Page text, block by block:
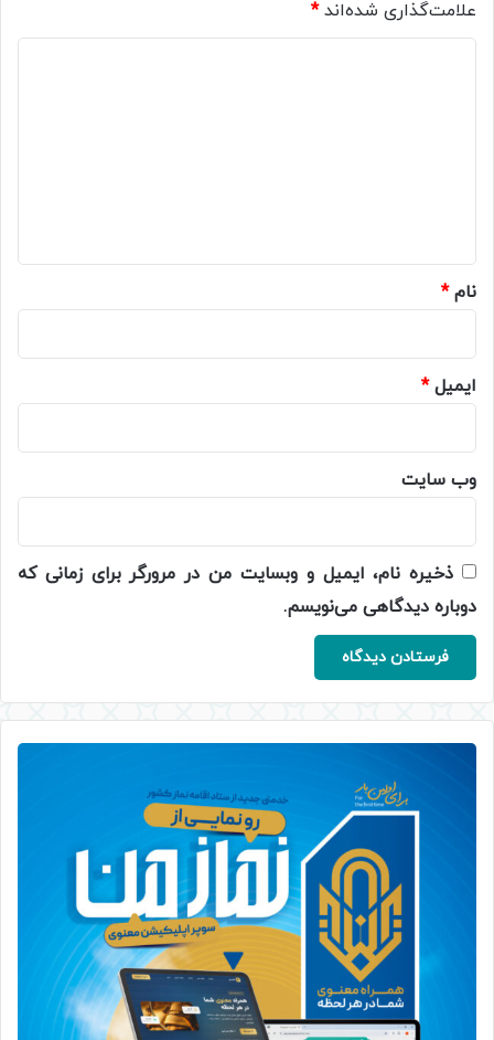
علامت‌گذاری شده‌اند*
نام*
ایمیل*
وب‌ سایت
ذخیره نام، ایمیل و وبسایت من در مرورگر برای زمانی که
دوباره دیدگاهی می‌نویسم.